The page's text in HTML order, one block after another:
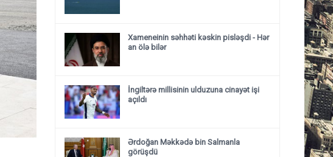
Xameneinin səhhəti kəskin pisləşdi - Hər
an ölə bilər
İngiltərə millisinin ulduzuna cinayət işi
açıldı
Ərdoğan Məkkədə bin Salmanla
görüşdü